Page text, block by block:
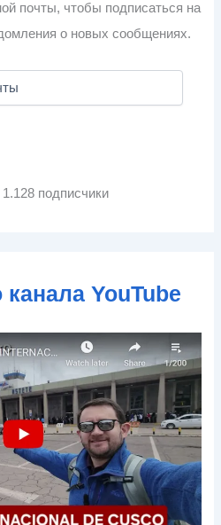
почты, чтобы подписаться на
о новых сообщениях.
подписчики
YouTube